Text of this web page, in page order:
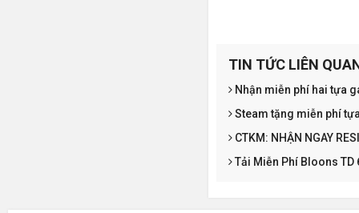
TIN TỨC LIÊN
Nhận miễn phí hai tựa
Steam tặng miễn phí
CTKM: NHẬN NGAY
Tải Miễn Phí Bloons TD